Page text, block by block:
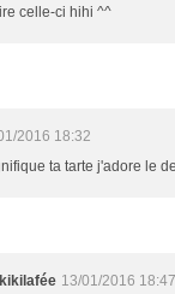
celle-ci hihi ^^
2016 18:32
ta tarte j'adore le
13/01/2016 18:47